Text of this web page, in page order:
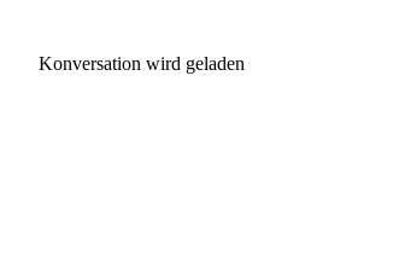
Konversation wird geladen